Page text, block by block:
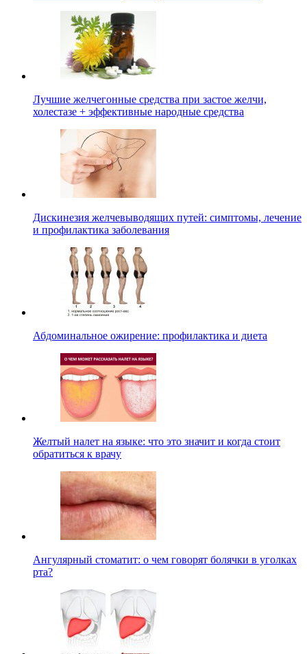
Лучшие желчегонные средства при застое желчи,
холестазе + эффективные народные средства
Дискинезия желчевыводящих путей: симптомы, лечение
и профилактика заболевания
Абдоминальное ожирение: профилактика и диета
Желтый налет на языке: что это значит и когда стоит
обратиться к врачу
Ангулярный стоматит: о чем говорят болячки в уголках
рта?